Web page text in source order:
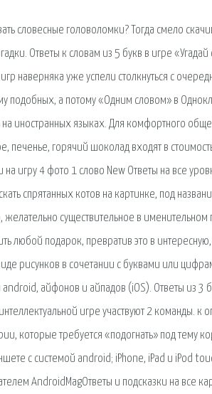
словесные головоломки? Тогда смело
Ответы к словам из 5 букв в игре
наверняка уже успели столкнуться с
подобных, а потому «Одним словом» в
иностранных языках. Для комфортного
печенье, горячий шоколад входят в
на игру 4 фото 1 слово New Ответы на все
спрятанных котов на картинке, под
желательно существительное в
любой подарок, превратив это в
рисунков в сочетании с буквами или
айфонов и айпадов (iOS). Ответы из 3
игре участвуют 2 команды. к
которые требуется «подогнать» под тему
с системой android; iPhone, iPad и iPod
AndroidMagОтветы и подсказки на все